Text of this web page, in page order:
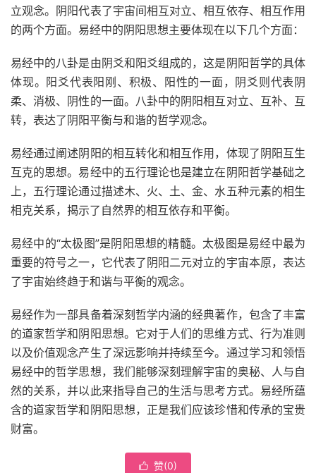
立观念。阴阳代表了宇宙间相互对立、相互依存、相互作用
的两个方面。易经中的阴阳思想主要体现在以下几个方面：
易经中的八卦是由阴爻和阳爻组成的，这是阴阳哲学的具体
体现。阳爻代表阳刚、积极、阳性的一面，阴爻则代表阴
柔、消极、阴性的一面。八卦中的阴阳相互对立、互补、互
转，表达了阴阳平衡与和谐的哲学观念。
易经通过阐述阴阳的相互转化和相互作用，体现了阴阳互生
互克的思想。易经中的五行理论也是建立在阴阳哲学基础之
上，五行理论通过描述木、火、土、金、水五种元素的相生
相克关系，揭示了自然界的相互依存和平衡。
易经中的“太极图”是阴阳思想的精髓。太极图是易经中最为
重要的符号之一，它代表了阴阳二元对立的宇宙本原，表达
了宇宙始终趋于和谐与平衡的观念。
易经作为一部具备着深刻哲学内涵的经典著作，包含了丰富
的道家哲学和阴阳思想。它对于人们的思维方式、行为准则
以及价值观念产生了深远影响并持续至今。通过学习和领悟
易经中的哲学思想，我们能够深刻理解宇宙的奥秘、人与自
然的关系，并以此来指导自己的生活与思考方式。易经所蕴
含的道家哲学和阴阳思想，正是我们应该珍惜和传承的宝贵
财富。
 赞(0)